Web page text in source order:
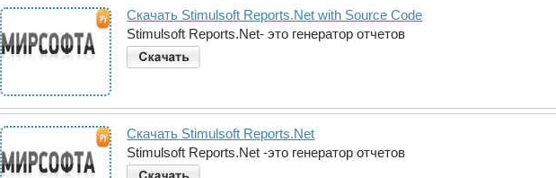
Скачать Stimulsoft Reports.Net with Source Code
Stimulsoft Reports.Net- это генератор отчетов
Скачать Stimulsoft Reports.Net
Stimulsoft Reports.Net -это генератор отчетов